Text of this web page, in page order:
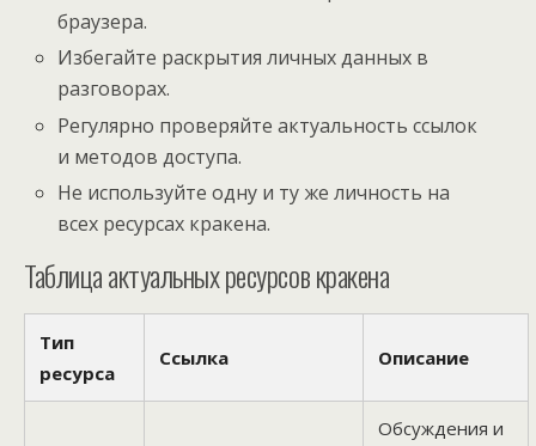
браузера.
Избегайте раскрытия личных данных в
разговорах.
Регулярно проверяйте актуальность ссылок
и методов доступа.
Не используйте одну и ту же личность на
всех ресурсах кракена.
Таблица актуальных ресурсов кракена
Тип
ресурса
Ссылка Описание
Обсуждения и